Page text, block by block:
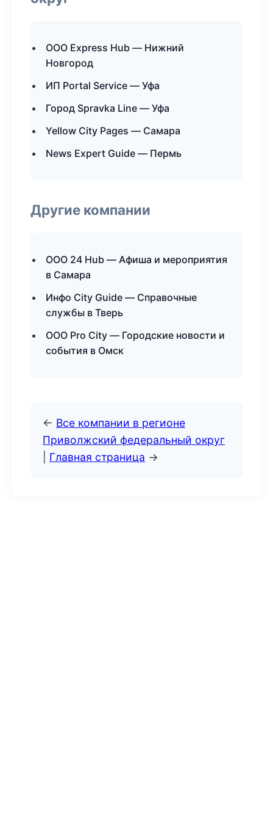
ООО Express Hub — Нижний
Новгород
ИП Portal Service — Уфа
Город Spravka Line — Уфа
Yellow City Pages — Самара
News Expert Guide — Пермь
Другие компании
ООО 24 Hub — Афиша и мероприятия
в Самара
Инфо City Guide — Справочные
службы в Тверь
ООО Pro City — Городские новости и
события в Омск
← Все компании в регионе
Приволжский федеральный округ
Главная страница →